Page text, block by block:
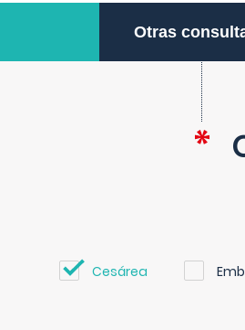
Otras
Cesárea